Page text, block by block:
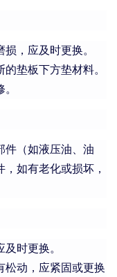
，应及时更换。
垫板下方垫材料。
件（如液压油、油
如有老化或损坏，
时更换。
松动，应紧固或更换